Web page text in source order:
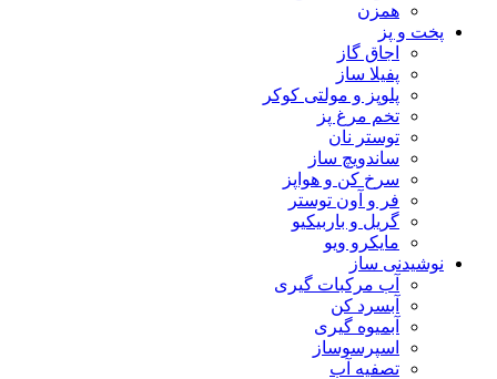
همزن
پخت و پز
اجاق گاز
پفیلا ساز
پلوپز و مولتی کوکر
تخم مرغ پز
توستر نان
ساندویچ ساز
سرخ کن و هواپز
فر و آون توستر
گریل و باربیکیو
مایکرو ویو
نوشیدنی ساز
آب مرکبات گیری
آبسرد کن
آبمیوه گیری
اسپرسوساز
تصفیه آب